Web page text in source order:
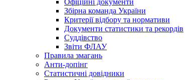
Збірна команда України
Критерії відбору та нормативи
Документи статистики та рекордів
Суддівство
Звіти ФЛАУ
Правила змагань
Анти-допінг
Статистичні довідники